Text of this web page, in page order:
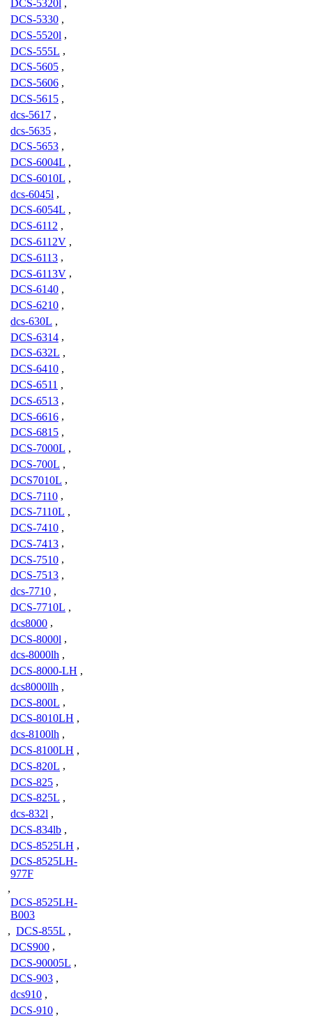
DCS-5320l ,
DCS-5330 ,
DCS-5520l ,
DCS-555L ,
DCS-5605 ,
DCS-5606 ,
DCS-5615 ,
dcs-5617 ,
dcs-5635 ,
DCS-5653 ,
DCS-6004L ,
DCS-6010L ,
dcs-6045l ,
DCS-6054L ,
DCS-6112 ,
DCS-6112V ,
DCS-6113 ,
DCS-6113V ,
DCS-6140 ,
DCS-6210 ,
dcs-630L ,
DCS-6314 ,
DCS-632L ,
DCS-6410 ,
DCS-6511 ,
DCS-6513 ,
DCS-6616 ,
DCS-6815 ,
DCS-7000L ,
DCS-700L ,
DCS7010L ,
DCS-7110 ,
DCS-7110L ,
DCS-7410 ,
DCS-7413 ,
DCS-7510 ,
DCS-7513 ,
dcs-7710 ,
DCS-7710L ,
dcs8000 ,
DCS-8000l ,
dcs-8000lh ,
DCS-8000-LH ,
dcs8000llh ,
DCS-800L ,
DCS-8010LH ,
dcs-8100lh ,
DCS-8100LH ,
DCS-820L ,
DCS-825 ,
DCS-825L ,
dcs-832l ,
DCS-834lb ,
DCS-8525LH ,
DCS-8525LH-
977F
,
DCS-8525LH-
B003
, DCS-855L ,
DCS900 ,
DCS-90005L ,
DCS-903 ,
dcs910 ,
DCS-910 ,